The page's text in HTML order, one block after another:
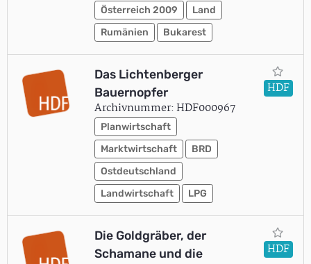
Österreich 2009
Land
Rumänien
Bukarest
Das Lichtenberger
Bauernopfer
Archivnummer: HDF000967
Planwirtschaft
Marktwirtschaft
BRD
Ostdeutschland
Landwirtschaft
LPG
HDF
Die Goldgräber, der
Schamane und die
HDF